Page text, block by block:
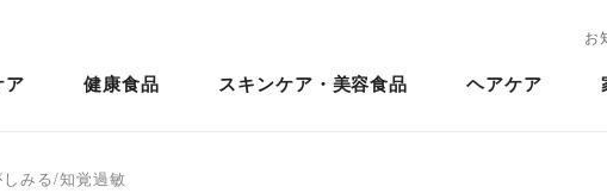
お
ア 健康食品 スキンケア・美容食品 ヘアケア
みる/知覚過敏